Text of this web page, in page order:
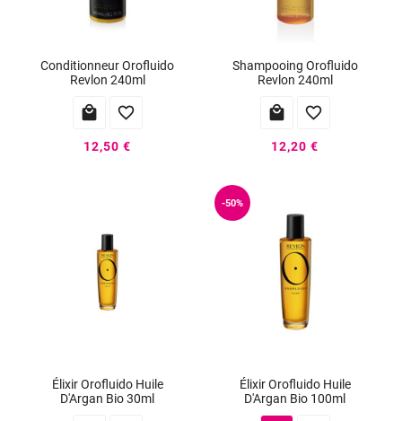
Conditionneur Orofluido
Revlon 240ml
 
12,50 €
Shampooing Orofluido
Revlon 240ml
 
12,20 €
Élixir Orofluido Huile
D'Argan Bio 30ml
-50%
Élixir Orofluido Huile
D'Argan Bio 100ml